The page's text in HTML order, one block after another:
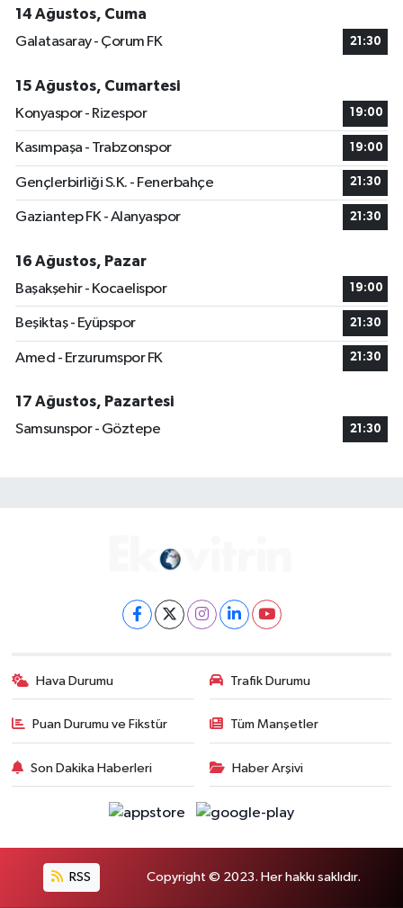
14 Ağustos, Cuma
Galatasaray - Çorum FK
21:30
15 Ağustos, Cumartesi
Konyaspor - Rizespor
19:00
Kasımpaşa - Trabzonspor 19:00
Gençlerbirliği S.K. - Fenerbahçe 21:30
Gaziantep FK - Alanyaspor 21:30
16 Ağustos, Pazar
Başakşehir - Kocaelispor
19:00
Beşiktaş - Eyüpspor 21:30
Amed - Erzurumspor FK 21:30
17 Ağustos, Pazartesi
Samsunspor - Göztepe
21:30
Hava Durumu Trafik Durumu
Puan Durumu ve Fikstür Tüm Manşetler
Son Dakika Haberleri Haber Arşivi
RSS Copyright © 2023. Her hakkı saklıdır.